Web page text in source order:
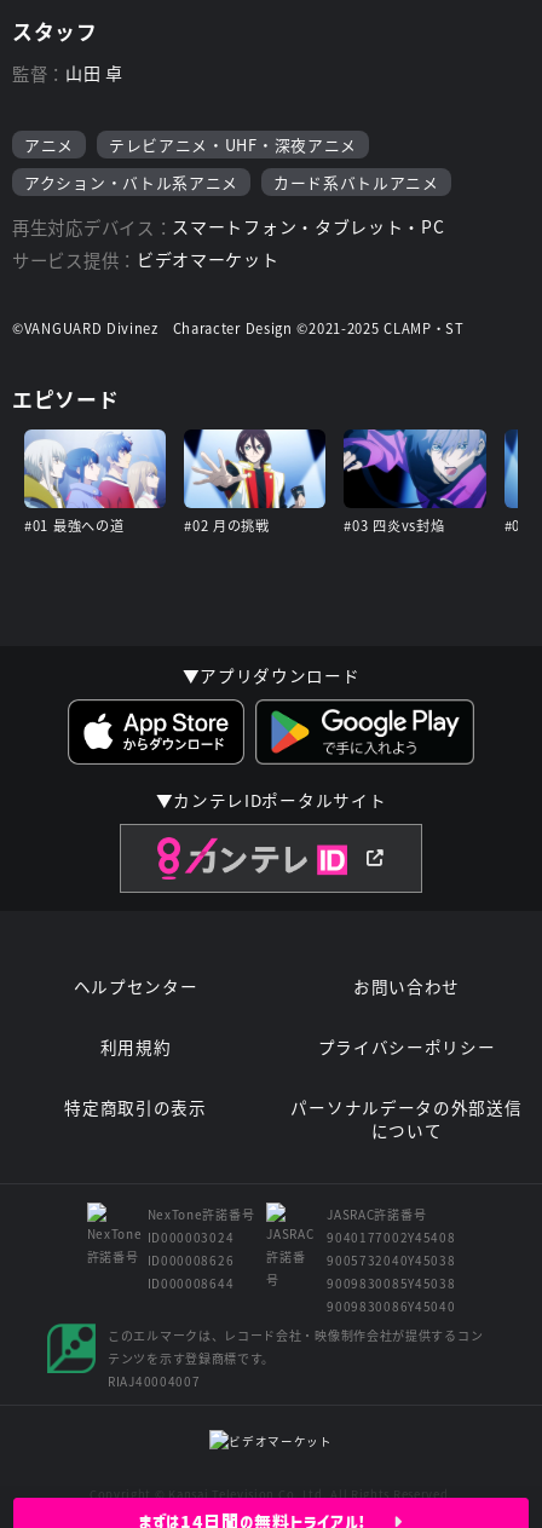
スタッフ
監督： 山田 卓
アニメ
テレビアニメ・UHF・深夜アニメ
アクション・バトル系アニメ
カード系バトルアニメ
再生対応デバイス： スマートフォン・タブレット・PC
サービス提供： ビデオマーケット
©VANGUARD Divinez Character Design ©2021-2025 CLAMP・ST
エピソード
#01 最強への道 #02 月の挑戦 #03 四炎vs封焔 #04
まずは14日間の無料トライアル!
▼アプリダウンロード
▼カンテレIDポータルサイト
ヘルプセンター お問い合わせ
利用規約 プライバシーポリシー
特定商取引の表示
パーソナルデータの外部送信
について
NexTone許諾番号
ID000003024
ID000008626
ID000008644
JASRAC許諾番号
9040177002Y45408
9005732040Y45038
9009830085Y45038
9009830086Y45040
このエルマークは、レコード会社・映像制作会社が提供するコン
テンツを示す登録商標です。
RIAJ40004007
Copyright © Kansai Television Co. Ltd. All Rights Reserved.